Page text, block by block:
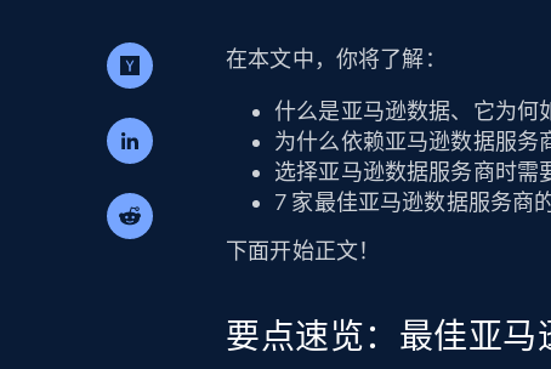
在本文中，你将了解：
什么是亚马逊数据、它为何
为什么依赖亚马逊数据服务
选择亚马逊数据服务商时需
7 家最佳亚马逊数据服务商
下面开始正文！
要点速览：最佳亚